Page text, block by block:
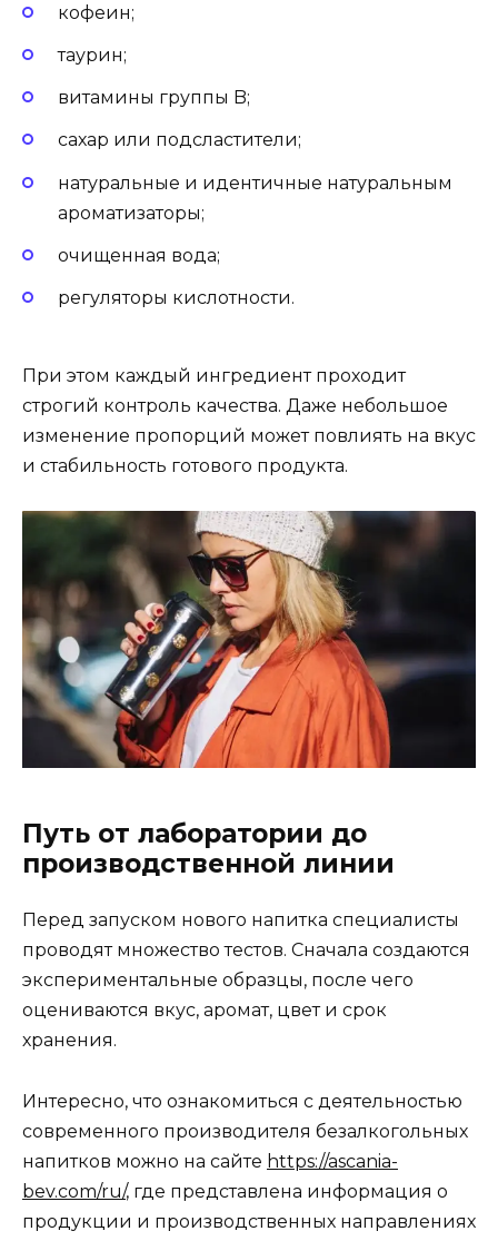
кофеин;
таурин;
витамины группы B;
сахар или подсластители;
натуральные и идентичные натуральным
ароматизаторы;
очищенная вода;
регуляторы кислотности.
При этом каждый ингредиент проходит
строгий контроль качества. Даже небольшое
изменение пропорций может повлиять на вкус
и стабильность готового продукта.
Путь от лаборатории до
производственной линии
Перед запуском нового напитка специалисты
проводят множество тестов. Сначала создаются
экспериментальные образцы, после чего
оцениваются вкус, аромат, цвет и срок
хранения.
Интересно, что ознакомиться с деятельностью
современного производителя безалкогольных
напитков можно на сайте https://ascania-
bev.com/ru/, где представлена информация о
продукции и производственных направлениях